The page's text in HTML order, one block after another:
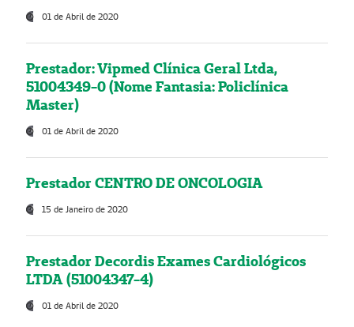
01 de Abril de 2020
Prestador: Vipmed Clínica Geral Ltda,
51004349-0 (Nome Fantasia: Policlínica
Master)
01 de Abril de 2020
Prestador CENTRO DE ONCOLOGIA
15 de Janeiro de 2020
Prestador Decordis Exames Cardiológicos
LTDA (51004347-4)
01 de Abril de 2020